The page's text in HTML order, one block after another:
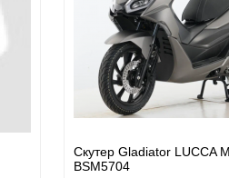
Скутер Gladiator LUCCA
BSM5704